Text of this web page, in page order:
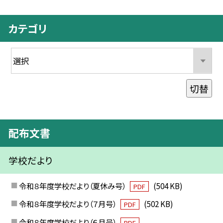
カテゴリ
切替
配布文書
学校だより
令和８年度学校だより（夏休み号） PDF
(504 KB)
令和８年度学校だより（７月号）
PDF
(502 KB)